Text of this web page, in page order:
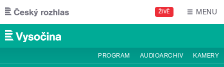
Přejít k hlavnímu obsahu
ŽIVĚ MENU
PROGRAM AUDIOARCHIV KAMERY